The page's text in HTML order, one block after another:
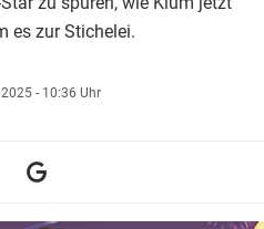
es zur Stichelei.
- 10:36 Uhr